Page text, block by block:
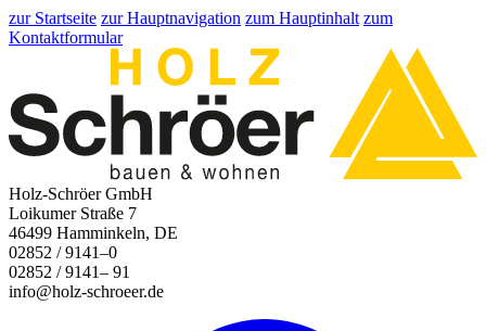
zur Startseite zur Hauptnavigation zum Hauptinhalt zum
Kontaktformular
Holz-Schröer GmbH
Loikumer Straße 7
46499 Hamminkeln, DE
02852 / 9141–0
02852 / 9141– 91
info@holz-schroeer.de